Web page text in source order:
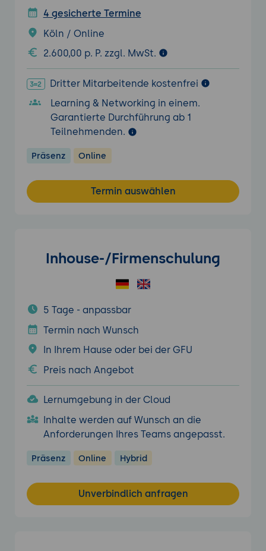
4 gesicherte Termine
Köln / Online
2.600,00 p. P. zzgl. MwSt.
Dritter Mitarbeitende kostenfrei
Learning & Networking in einem.
Garantierte Durchführung ab 1
Teilnehmenden.
Präsenz Online
Termin auswählen
Inhouse-/Firmenschulung
5 Tage - anpassbar
Termin nach Wunsch
In Ihrem Hause oder bei der GFU
Preis nach Angebot
Lernumgebung in der Cloud
Inhalte werden auf Wunsch an die
Anforderungen Ihres Teams angepasst.
Präsenz Online Hybrid
Unverbindlich anfragen